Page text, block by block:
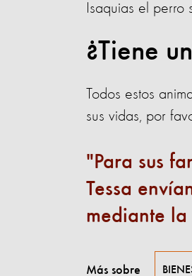
Isaquias el perro
¿Tiene
Todos estos
sus vidas, por
Para sus
Tessa
mediante
Más sobre